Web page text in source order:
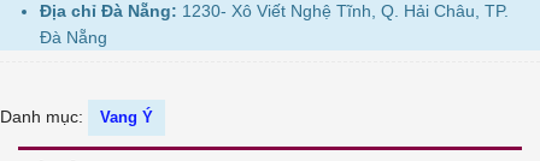
Địa chỉ Đà Nẵng: 1230- Xô Viết Nghệ Tĩnh, Q. Hải Châu, TP.
Đà Nẵng
Danh mục: Vang Ý